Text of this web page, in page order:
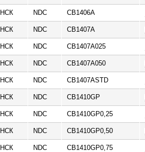
НСК NDC CB1406A
НСК NDC CB1407A
НСК NDC CB1407A025
НСК NDC CB1407A050
НСК NDC CB1407ASTD
НСК NDC CB1410GP
НСК NDC CB1410GP0,25
НСК NDC CB1410GP0,50
НСК NDC CB1410GP0,75